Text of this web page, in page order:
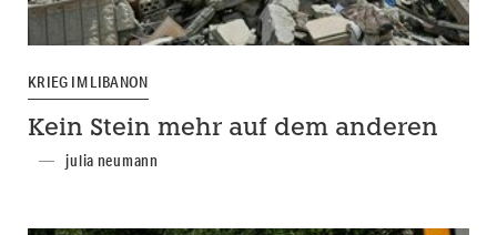
KRIEG IM LIBANON
Kein Stein mehr auf dem anderen
julia neumann